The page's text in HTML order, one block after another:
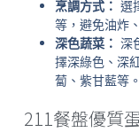
烹調方式： 選
等，避免油炸
深色蔬菜： 深
擇深綠色、深
蔔、紫甘藍等。
211餐盤優質